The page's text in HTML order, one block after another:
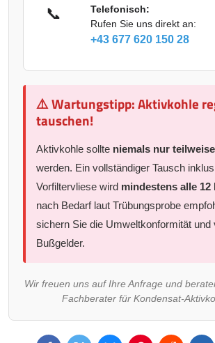
📞
Telefonisch:
Rufen Sie uns direkt an:
+43 677 620 150 28
⚠️ Wartungstipp: Aktivkohle
tauschen!
Aktivkohle sollte niemals nur teilweise
werden. Ein vollständiger Tausch
Vorfiltervliese wird mindestens alle 12
nach Bedarf laut Trübungsprobe
sichern Sie die Umweltkonformität und
Bußgelder.
Wir freuen uns auf Ihre Anfrage und
Fachberater für Kondensat-